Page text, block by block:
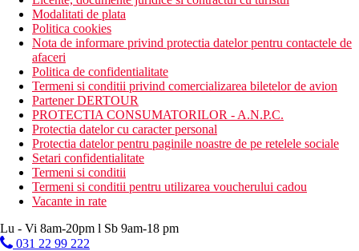
Descrierea plajei
nisipoasa
sezlonguri si umbrele contra cost
Activitati sportive gratuite
programe de animatie
programe de seara
tenis
fotbal
baschet
volei
petanque
tenis de masa
Activitati sportive contra cost
inchiriere de biciclete
inchiriere de masini
Modalitati de plata
Politica cookies
Nota de informare privind protectia datelor pentru contactele de
afaceri
Politica de confidentialitate
Termeni si conditii privind comercializarea biletelor de avion
Partener DERTOUR
PROTECTIA CONSUMATORILOR - A.N.P.C.
Protectia datelor cu caracter personal
Protectia datelor pentru paginile noastre de pe retelele sociale
Setari confidentialitate
Termeni si conditii
Termeni si conditii pentru utilizarea voucherului cadou
Vacante in rate
Lu - Vi 8am-20pm l Sb 9am-18 pm
031 22 99 222